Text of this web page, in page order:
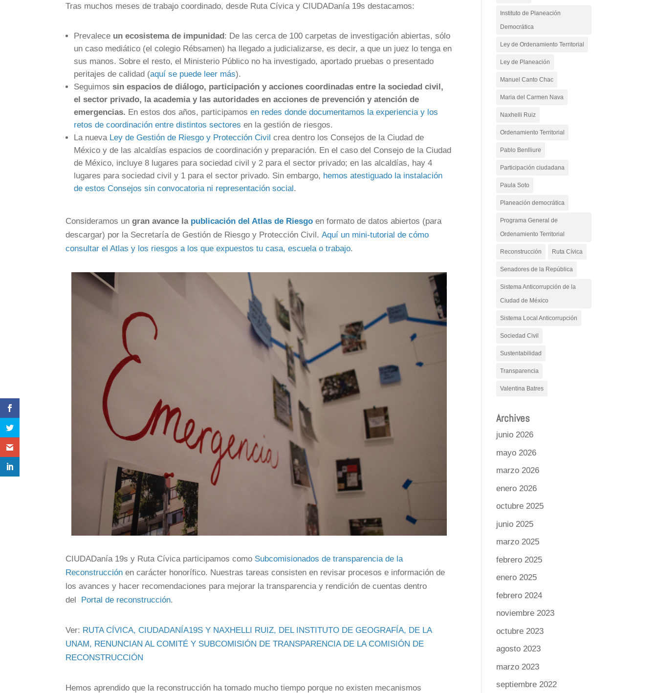
Tras muchos meses de trabajo coordinado, desde Ruta Cívica y CIUDADanía 19s destacamos:
Prevalece un ecosistema de impunidad: De las cerca de 100 carpetas de investigación abiertas, sólo
un caso mediático (el colegio Rébsamen) ha llegado a judicializarse, es decir, a que un juez lo tenga en
sus manos. Sobre el resto, el Ministerio Público no ha investigado, aportado pruebas o presentado
peritajes de calidad (aquí se puede leer más).
Seguimossin espacios de diálogo, participación y acciones coordinadas entre la sociedad civil,
el sector privado, la academia y las autoridades en acciones de prevención y atención de
emergencias. En estos dos años, participamosen redes donde documentamos la experiencia y los
retos de coordinación entre distintos sectores en la gestión de riesgos.
La nueva Ley de Gestión de Riesgo y Protección Civilcrea dentro los Consejos de la Ciudad de
México y de las alcaldías espacios de coordinación y preparación. En el caso del Consejo de la Ciudad
de México, incluye 8 lugares para sociedad civil y 2 para el sector privado; en las alcaldías, hay 4
lugares para sociedad civil y 1 para el sector privado. Sin embargo, hemos atestiguado la instalación
de estos Consejos sin convocatoria ni representación social.
Consideramos ungran avance la publicación del Atlas de Riesgo en formato de datos abiertos (para
descargar) por la Secretaría de Gestión de Riesgo y Protección Civil.Aquí un mini-tutorial de cómo
consultar el Atlas y los riesgos a los que expuestos tu casa, escuela o trabajo.
CIUDADanía 19s y Ruta Cívica participamos como Subcomisionados de transparencia de la
Reconstrucción en carácter honorífico. Nuestras tareas consisten en revisar procesos e información de
los avances y hacer recomendaciones para mejorar la transparencia y rendición de cuentas dentro
del Portal de reconstrucción.
Ver: RUTA CÍVICA, CIUDADANÍA19S Y NAXHELLI RUIZ, DEL INSTITUTO DE GEOGRAFÍA, DE LA
UNAM, RENUNCIAN AL COMITÉ Y SUBCOMISIÓN DE TRANSPARENCIA DE LA COMISIÓN DE
RECONSTRUCCIÓN
Hemos aprendido que la reconstrucción ha tomado mucho tiempo porque no existen mecanismos
Instituto de Planeación
Democrática
Ley de Ordenamiento Territorial
Ley de Planeación
Manuel Canto Chac
Maria del Carmen Nava
Naxhelli Ruiz
Ordenamiento Territorial
Pablo Benlliure
Participación ciudadana
Paula Soto
Planeación democrática
Programa General de
Ordenamiento Territorial
Reconstrucción Ruta Cívica
Senadores de la República
Sistema Anticorrupción de la
Ciudad de México
Sistema Local Anticorrupción
Sociedad Civil
Sustentabilidad
Transparencia
Valentina Batres
Archives
junio 2026
mayo 2026
marzo 2026
enero 2026
octubre 2025
junio 2025
marzo 2025
febrero 2025
enero 2025
febrero 2024
noviembre 2023
octubre 2023
agosto 2023
marzo 2023
septiembre 2022